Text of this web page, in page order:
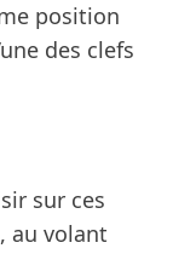
position
des clefs
sur ces
au volant